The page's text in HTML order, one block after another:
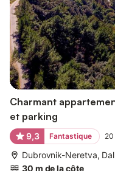
Charmant
et parking
9,3 Fantastique 20
Dubrovnik-Neretva,
30 m de la côte